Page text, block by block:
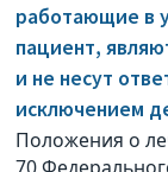
работающие в
пациент,
и не несут
исключением
Положения о